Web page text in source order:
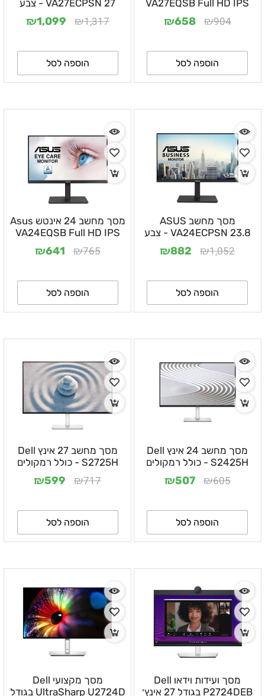
VA27EQSB Full HD IPS
75Hz 5MS
₪904
₪658
הוספה לסל
VA27ECPSN 27 - צבע
שחור, 3 שנות אחריות ע"י
היבואן הרשמי
₪1,317
₪1,099
הוספה לסל
מסך מחשב ASUS
VA24ECPSN 23.8 - צבע
שחור, 3 שנות אחריות ע"י
היבואן הרשמי
₪1,052
₪882
הוספה לסל
מסך מחשב 24 אינטש Asus
VA24EQSB Full HD IPS
75Hz 5MS
₪765
₪641
הוספה לסל
מסך מחשב 24 אינץ Dell
S2425H - כולל רמקולים
₪605
₪507
הוספה לסל
מסך מחשב 27 אינץ Dell
S2725H - כולל רמקולים
₪717
₪599
הוספה לסל
מסך ועידות וידאו Dell
P2724DEB בגודל 27 אינץ׳
מסך מקצועי Dell
UltraSharp U2724D בגודל